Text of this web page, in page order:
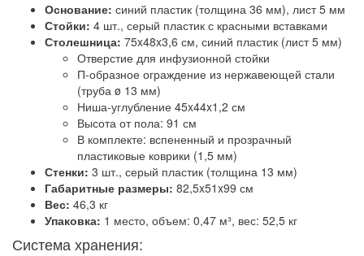
Основание: синий пластик (толщина 36 мм), лист 5 мм
Стойки: 4 шт., серый пластик с красными вставками
Столешница: 75x48x3,6 см, синий пластик (лист 5 мм)
Отверстие для инфузионной стойки
П-образное ограждение из нержавеющей стали
(труба ø 13 мм)
Ниша-углубление 45x44x1,2 см
Высота от пола: 91 см
В комплекте: вспененный и прозрачный
пластиковые коврики (1,5 мм)
Стенки: 3 шт., серый пластик (толщина 13 мм)
Габаритные размеры: 82,5x51x99 см
Вес: 46,3 кг
Упаковка: 1 место, объем: 0,47 м³, вес: 52,5 кг
Система хранения: